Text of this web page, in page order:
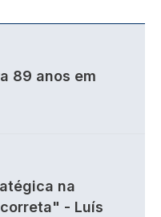
89 anos em
na
- Luís